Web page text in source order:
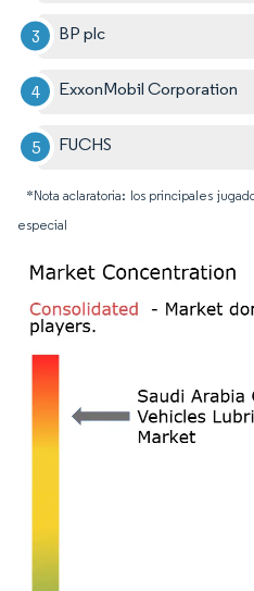
BP plc
ExxonMobil Corporation
FUCHS
*Nota aclaratoria: los principales
especial